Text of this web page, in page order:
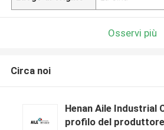
Osservi più
Circa noi
Henan Aile Industrial
profilo del produttore